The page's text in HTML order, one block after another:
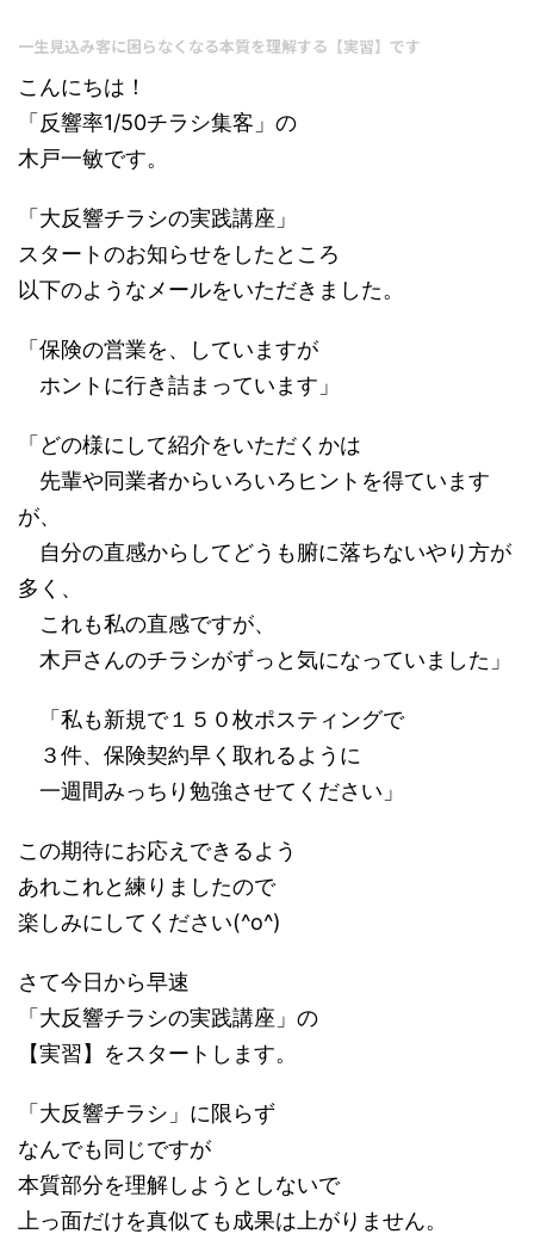
一生見込み客に困らなくなる本質を理解する【実習】です
こんにちは！
「反響率1/50チラシ集客」の
木戸一敏です。
「大反響チラシの実践講座」
スタートのお知らせをしたところ
以下のようなメールをいただきました。
「保険の営業を、していますが
ホントに行き詰まっています」
「どの様にして紹介をいただくかは
先輩や同業者からいろいろヒントを得ています
が、
自分の直感からしてどうも腑に落ちないやり方が
多く、
これも私の直感ですが、
木戸さんのチラシがずっと気になっていました」
「私も新規で１５０枚ポスティングで
３件、保険契約早く取れるように
一週間みっちり勉強させてください」
この期待にお応えできるよう
あれこれと練りましたので
楽しみにしてください(^o^)
さて今日から早速
「大反響チラシの実践講座」の
【実習】をスタートします。
「大反響チラシ」に限らず
なんでも同じですが
本質部分を理解しようとしないで
上っ面だけを真似ても成果は上がりません。